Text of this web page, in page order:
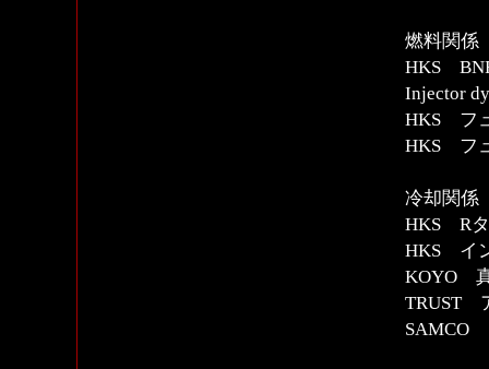
燃料関係
HKS
Injector
HKS フ
HKS フ
冷却関係
HKS R
HKS イ
KOYO
TRUST
SAMCO